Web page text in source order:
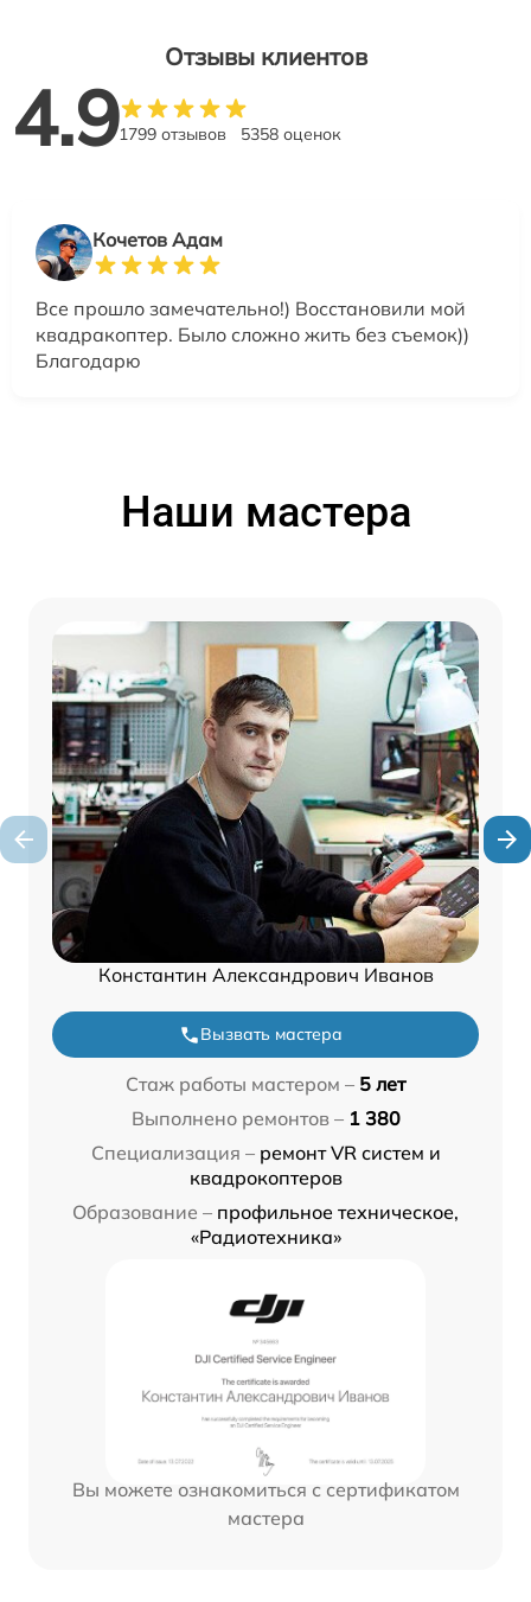
Отзывы клиентов
4.91799 отзывов 5358 оценок
Кочетов Адам
Все прошло замечательно!) Восстановили мой
квадракоптер. Было сложно жить без съемок))
Благодарю
Наши мастера
Константин Александрович Иванов
Вызвать мастера
Стаж работы мастером – 5 лет
Выполнено ремонтов – 1 380
Специализация – ремонт VR систем и
квадрокоптеров
Образование – профильное техническое,
«Радиотехника»
Вы можете ознакомиться с сертификатом
мастера